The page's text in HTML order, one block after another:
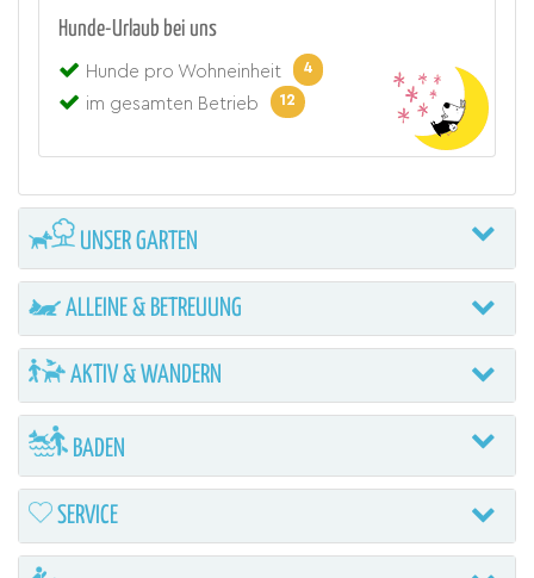
Hunde-Urlaub bei uns
Hunde pro Wohneinheit 4
im gesamten Betrieb 12
UNSER GARTEN
ALLEINE & BETREUUNG
AKTIV & WANDERN
BADEN
SERVICE